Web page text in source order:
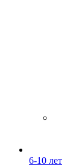
6-10 лет